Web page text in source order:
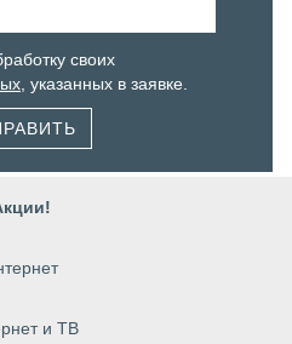
своих
, указанных в заявке.
и ТВ